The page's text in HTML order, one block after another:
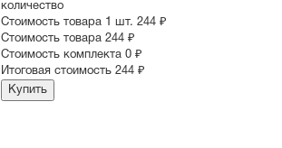
количество
Стоимость товара 1 шт. 244 ₽
Cтоимость товара 244 ₽
Стоимость комплекта 0 ₽
Итоговая стоимость 244 ₽
Купить